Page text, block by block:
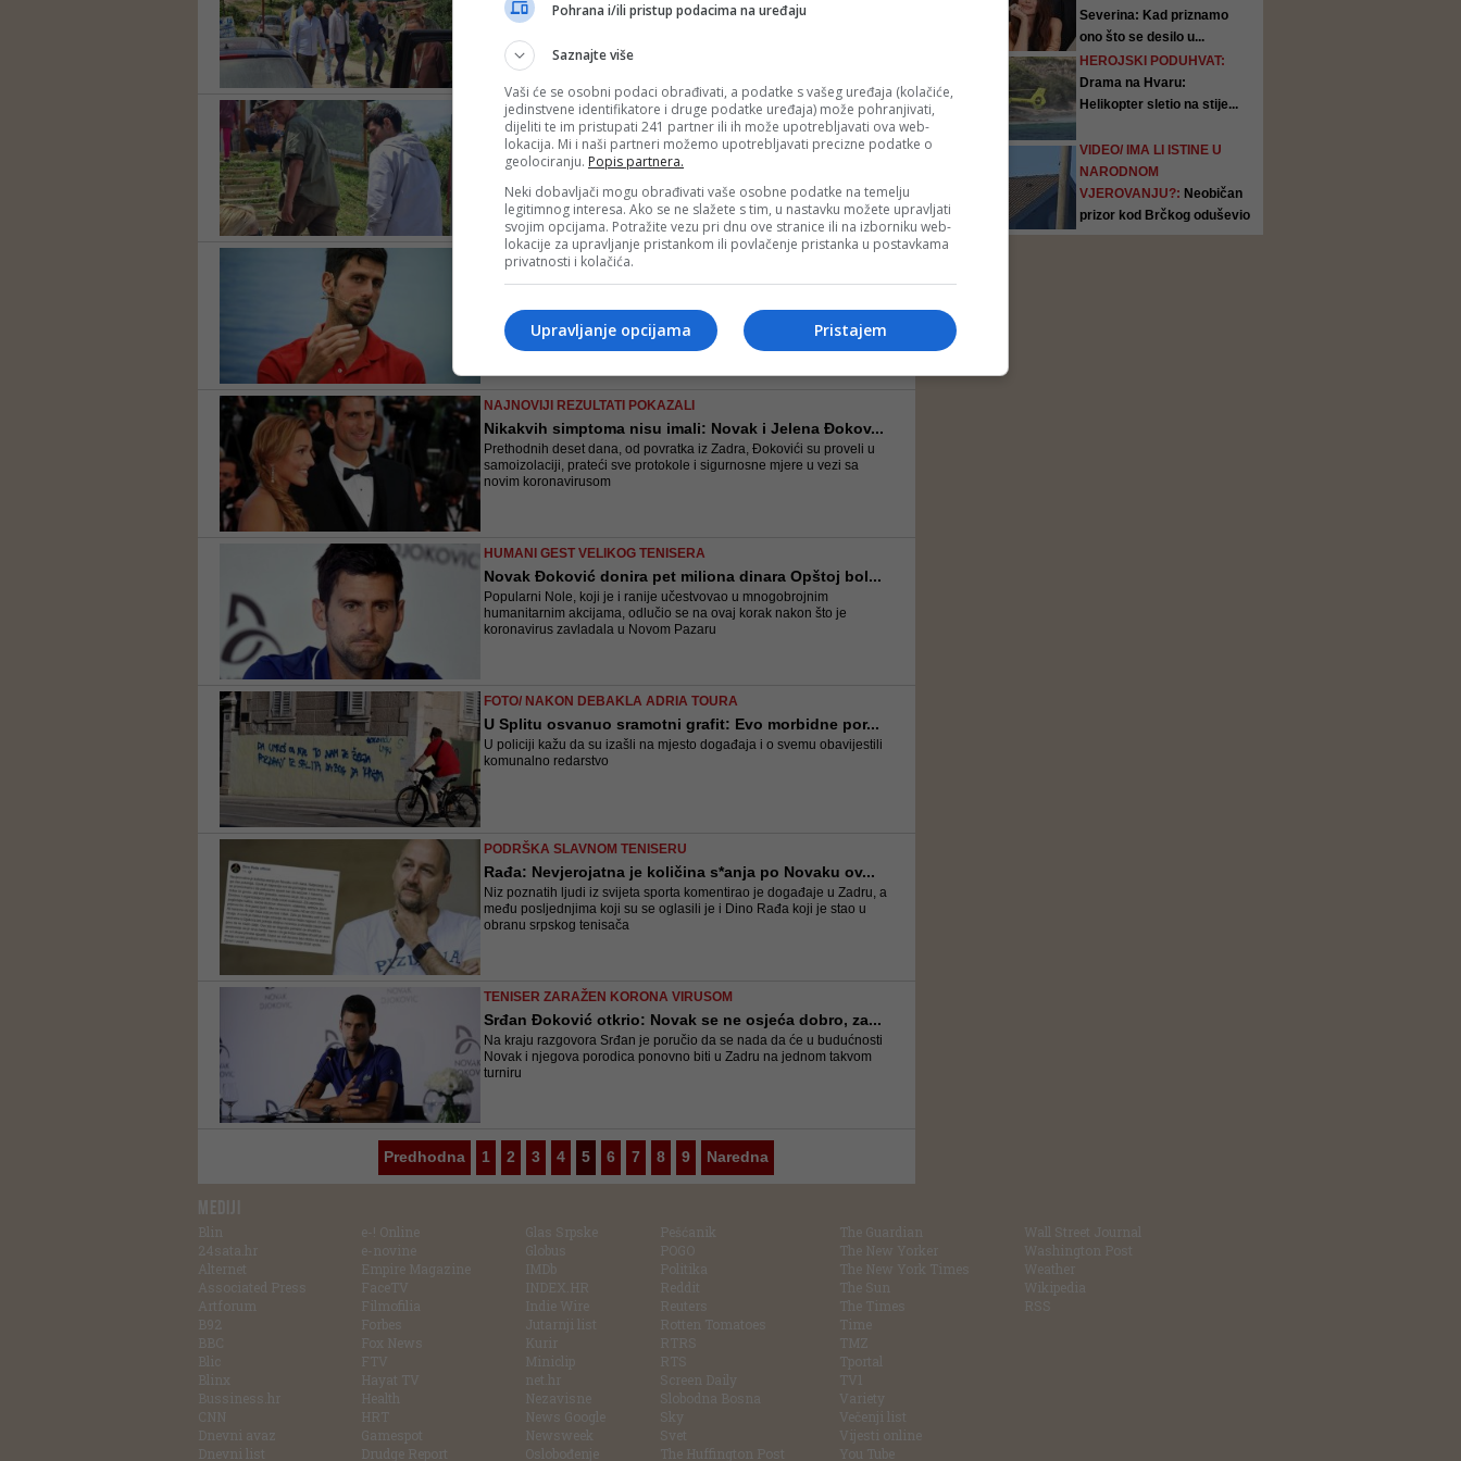
Na početku zimske sezone, u decembru prošle godine, pored nove
žičare otvoreno je i pet kilometara novih ski-staza, a jednoj od njih je
dato ime Novaka Đokovića
FOTO&VIDEO/ SLAVNI TENISER BORAVI U BIH
Obilazak piramida: Novak Đoković stigao u Visoko, ...
Domaćin slavnom teniseru je Semir Osmanagić
FOTO/ NAJBOLJI TENISER SVIJETA SLETIO U SARAJEVO
Novak Đoković iznenada stigao na Trebević, skoknut...
gdje je uživao u jednom od hotela
NAJNOVIJI REZULTATI POKAZALI
Nikakvih simptoma nisu imali: Novak i Jelena Đokov...
Prethodnih deset dana, od povratka iz Zadra, Đokovići su proveli u
samoizolaciji, prateći sve protokole i sigurnosne mjere u vezi sa
novim koronavirusom
HUMANI GEST VELIKOG TENISERA
Novak Đoković donira pet miliona dinara Opštoj bol...
Popularni Nole, koji je i ranije učestvovao u mnogobrojnim
humanitarnim akcijama, odlučio se na ovaj korak nakon što je
koronavirus zavladala u Novom Pazaru
FOTO/ NAKON DEBAKLA ADRIA TOURA
U Splitu osvanuo sramotni grafit: Evo morbidne por...
U policiji kažu da su izašli na mjesto događaja i o svemu obavijestili
komunalno redarstvo
PODRŠKA SLAVNOM TENISERU
Rađa: Nevjerojatna je količina s*anja po Novaku ov...
Niz poznatih ljudi iz svijeta sporta komentirao je događaje u Zadru, a
među posljednjima koji su se oglasili je i Dino Rađa koji je stao u
obranu srpskog tenisača
TENISER ZARAŽEN KORONA VIRUSOM
Srđan Đoković otkrio: Novak se ne osjeća dobro, za...
Na kraju razgovora Srđan je poručio da se nada da će u budućnosti
Novak i njegova porodica ponovno biti u Zadru na jednom takvom
turniru
Predhodna 1 2 3 4 5 6 7 8 9 Naredna
Severina: Kad priznamo
ono što se desilo u...
HEROJSKI PODUHVAT:
Drama na Hvaru:
Helikopter sletio na stije...
VIDEO/ IMA LI ISTINE U
NARODNOM
VJEROVANJU?: Neobičan
prizor kod Brčkog oduševio
ljude:...
MEDIJI
Blin
24sata.hr
Alternet
Associated Press
Artforum
B92
BBC
Blic
Blinx
Bussiness.hr
CNN
Dnevni avaz
Dnevni list
e-! Online
e-novine
Empire Magazine
FaceTV
Filmofilia
Forbes
Fox News
FTV
Hayat TV
Health
HRT
Gamespot
Drudge Report
Glas Srpske
Globus
IMDb
INDEX.HR
Indie Wire
Jutarnji list
Kurir
Miniclip
net.hr
Nezavisne
News Google
Newsweek
Oslobođenje
Pešćanik
POGO
Politika
Reddit
Reuters
Rotten Tomatoes
RTRS
RTS
Screen Daily
Slobodna Bosna
Sky
Svet
The Huffington Post
The Guardian
The New Yorker
The New York Times
The Sun
The Times
Time
TMZ
Tportal
TV1
Variety
Večenji list
Vijesti online
You Tube
Wall Street Journal
Washington Post
Weather
Wikipedia
RSS
Pohrana i/ili pristup podacima na uređaju
Saznajte više
Vaši će se osobni podaci obrađivati, a podatke s vašeg uređaja (kolačiće,
jedinstvene identifikatore i druge podatke uređaja) može pohranjivati,
dijeliti te im pristupati 241 partner ili ih može upotrebljavati ova web-
lokacija. Mi i naši partneri možemo upotrebljavati precizne podatke o
geolociranju. Popis partnera.
Neki dobavljači mogu obrađivati vaše osobne podatke na temelju
legitimnog interesa. Ako se ne slažete s tim, u nastavku možete upravljati
svojim opcijama. Potražite vezu pri dnu ove stranice ili na izborniku web-
lokacije za upravljanje pristankom ili povlačenje pristanka u postavkama
privatnosti i kolačića.
Pristajem
Upravljanje opcijama